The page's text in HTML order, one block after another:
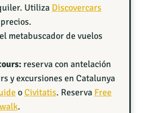
Utiliza Discovercars
metabuscador de vuelos
reserva con antelación
y excursiones en Catalunya
o Civitatis. Reserva Free
.